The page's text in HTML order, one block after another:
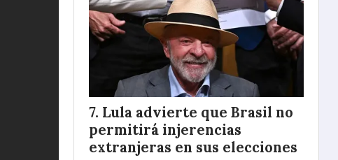
Lula advierte que Brasil no
permitirá injerencias
extranjeras en sus elecciones